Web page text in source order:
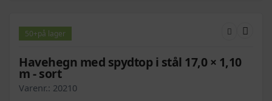
50+på lager
Havehegn med spydtop i stål 17,0 × 1,10
m - sort
Varenr.: 20210